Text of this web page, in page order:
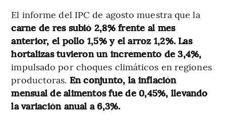
El informe del IPC de agosto muestra que la
carne de res subió 2,8% frente al mes
anterior, el pollo 1,5% y el arroz 1,2%. Las
hortalizas tuvieron un incremento de 3,4%,
impulsado por choques climáticos en regiones
productoras. En conjunto, la inflación
mensual de alimentos fue de 0,45%, llevando
la variación anual a 6,3%.